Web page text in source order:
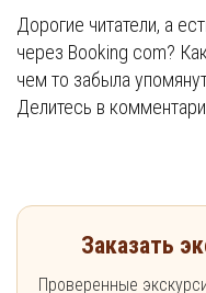
Дорогие читатели, а
через Booking com?
чем то забыла
Делитесь в
Заказать
Проверенные